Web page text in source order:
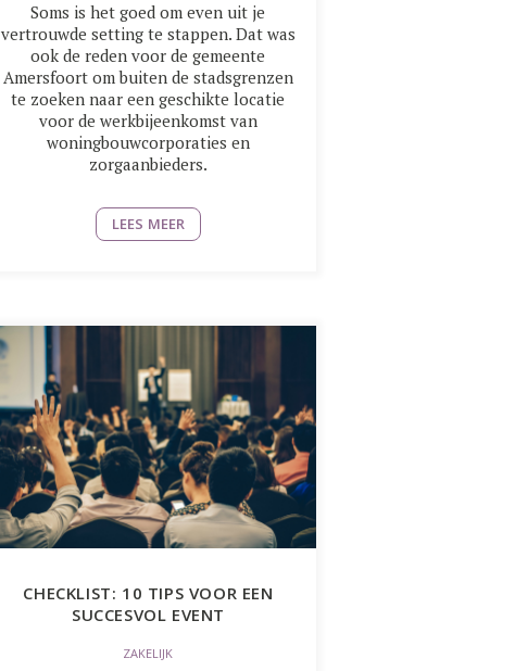
Soms is het goed om even uit je
vertrouwde setting te stappen. Dat was
ook de reden voor de gemeente
Amersfoort om buiten de stadsgrenzen
te zoeken naar een geschikte locatie
voor de werkbijeenkomst van
woningbouwcorporaties en
zorgaanbieders.
LEES MEER
CHECKLIST: 10 TIPS VOOR EEN
SUCCESVOL EVENT
ZAKELIJK